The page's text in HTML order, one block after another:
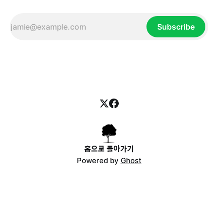
Subscribe
홈으로 돌아가기
Powered by Ghost